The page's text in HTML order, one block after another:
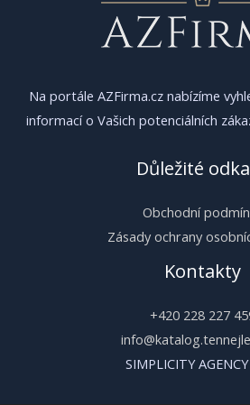
Na portále AZFirma.cz nabízíme
informací o Vašich potenciálních
Důležité
Obchodní
Zásady ochrany
Kontakty
+420 228 227
SIMPLICITY